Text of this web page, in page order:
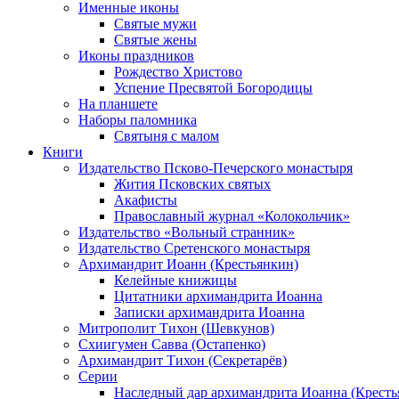
Именные иконы
Святые мужи
Святые жены
Иконы праздников
Рождество Христово
Успение Пресвятой Богородицы
На планшете
Наборы паломника
Святыня с малом
Книги
Издательство Псково-Печерского монастыря
Жития Псковских святых
Акафисты
Православный журнал «Колокольчик»
Издательство «Вольный странник»
Издательство Сретенского монастыря
Архимандрит Иоанн (Крестьянкин)
Келейные книжицы
Цитатники архимандрита Иоанна
Записки архимандрита Иоанна
Митрополит Тихон (Шевкунов)
Схиигумен Савва (Остапенко)
Архимандрит Тихон (Секретарёв)
Серии
Наследный дар архимандрита Иоанна